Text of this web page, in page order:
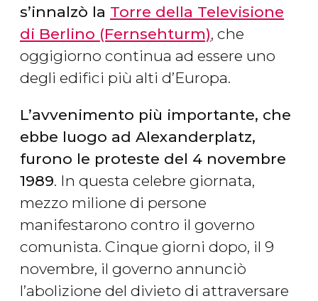
s’innalzò la Torre della Televisione
di Berlino (Fernsehturm), che
oggigiorno continua ad essere uno
degli edifici più alti d’Europa.
L’avvenimento più importante, che
ebbe luogo ad Alexanderplatz,
furono le proteste del 4 novembre
1989. In questa celebre giornata,
mezzo milione di persone
manifestarono contro il governo
comunista. Cinque giorni dopo, il 9
novembre, il governo annunciò
l’abolizione del divieto di attraversare